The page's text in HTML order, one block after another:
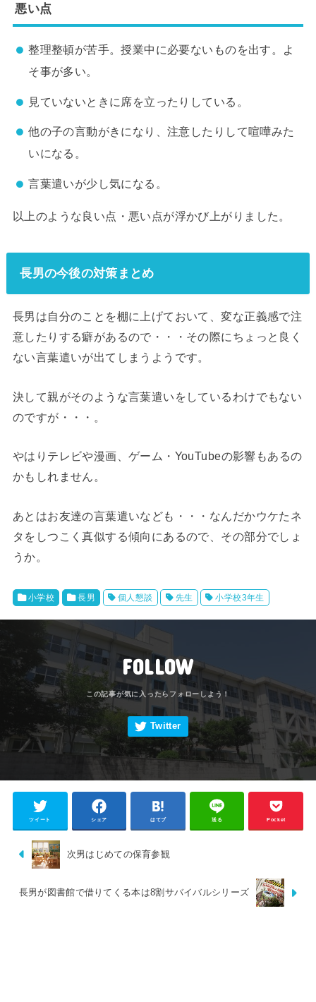
悪い点
整理整頓が苦手。授業中に必要ないものを出す。よ
そ事が多い。
見ていないときに席を立ったりしている。
他の子の言動がきになり、注意したりして喧嘩みた
いになる。
言葉遣いが少し気になる。
以上のような良い点・悪い点が浮かび上がりました。
長男の今後の対策まとめ
長男は自分のことを棚に上げておいて、変な正義感で注
意したりする癖があるので・・・その際にちょっと良く
ない言葉遣いが出てしまうようです。
決して親がそのような言葉遣いをしているわけでもない
のですが・・・。
やはりテレビや漫画、ゲーム・YouTubeの影響もあるの
かもしれません。
あとはお友達の言葉遣いなども・・・なんだかウケたネ
タをしつこく真似する傾向にあるので、その部分でしょ
うか。
小学校 長男 個人懇談 先生 小学校3年生
FOLLOW
ツイート シェア はてブ 送る Pocket
次男はじめての保育参観
長男が図書館で借りてくる本は8割サバイバルシリーズ